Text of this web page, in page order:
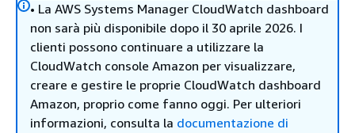
• La AWS Systems Manager CloudWatch dashboard
non sarà più disponibile dopo il 30 aprile 2026. I
clienti possono continuare a utilizzare la
CloudWatch console Amazon per visualizzare,
creare e gestire le proprie CloudWatch dashboard
Amazon, proprio come fanno oggi. Per ulteriori
informazioni, consulta la documentazione di